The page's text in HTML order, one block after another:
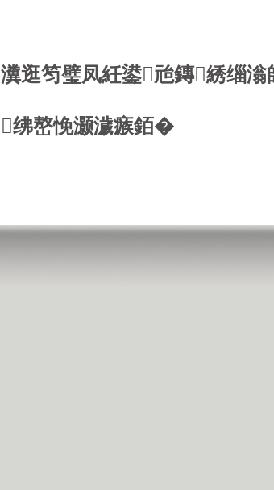
瀵逛笉璧凤紝鍙兘鏄綉缁
绋嶅悗灏濊瘯銆�